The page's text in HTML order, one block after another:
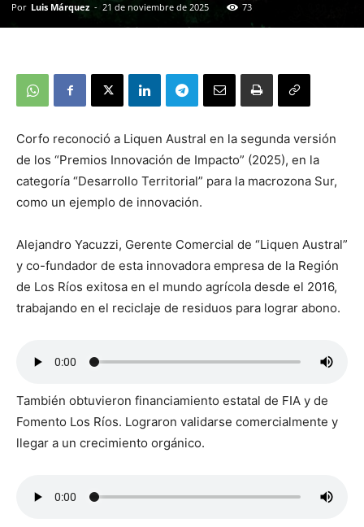
Por Luis Márquez - 21 de noviembre de 2025 73
Corfo reconoció a Liquen Austral en la segunda versión
de los “Premios Innovación de Impacto” (2025), en la
categoría “Desarrollo Territorial” para la macrozona Sur,
como un ejemplo de innovación.
Alejandro Yacuzzi, Gerente Comercial de “Liquen Austral”
y co-fundador de esta innovadora empresa de la Región
de Los Ríos exitosa en el mundo agrícola desde el 2016,
trabajando en el reciclaje de residuos para lograr abono.
También obtuvieron financiamiento estatal de FIA y de
Fomento Los Ríos. Lograron validarse comercialmente y
llegar a un crecimiento orgánico.